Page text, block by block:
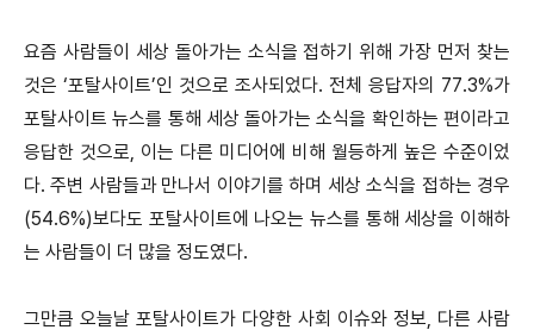
요즘 사람들이 세상 돌아가는 소식을 접하기 위해 가장 먼저 찾는
것은 ‘포탈사이트’인 것으로 조사되었다. 전체 응답자의 77.3%가
포탈사이트 뉴스를 통해 세상 돌아가는 소식을 확인하는 편이라고
응답한 것으로, 이는 다른 미디어에 비해 월등하게 높은 수준이었
다. 주변 사람들과 만나서 이야기를 하며 세상 소식을 접하는 경우
(54.6%)보다도 포탈사이트에 나오는 뉴스를 통해 세상을 이해하
는 사람들이 더 많을 정도였다.
그만큼 오늘날 포탈사이트가 다양한 사회 이슈와 정보, 다른 사람